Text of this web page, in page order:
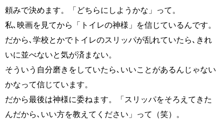
頼みで決めます。「どちらにしようかな」って。
私､映画を見てから「トイレの神様」を信じているんです。
だから､学校とかでトイレのスリッパが乱れていたら､きれ
いに並べないと気が済まない。
そういう自分磨きをしていたら､いいことがあるんじゃない
かなって信じています。
だから最後は神様に委ねます。「スリッパをそろえてきた
んだから､いい方を教えてください」って（笑）。